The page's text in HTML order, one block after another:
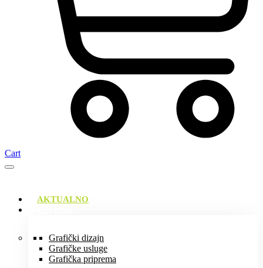
Cart
AKTUALNO
Grafički dizajn
Grafičke usluge
Grafička priprema